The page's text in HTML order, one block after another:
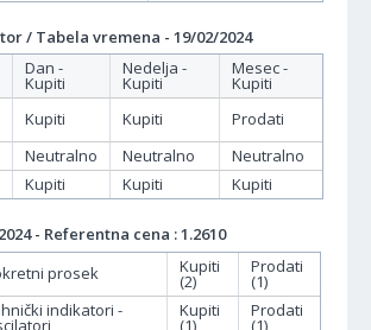
/ Tabela vremena - 19/02/2024
Dan -
Kupiti
Nedelja -
Kupiti
Mesec -
Kupiti
Kupiti Kupiti
Prodati
Neutralno Neutralno
Neutralno
Kupiti Kupiti Kupiti
- Referentna cena : 1.2610
prosek Kupiti
(2)
Prodati
(1)
indikatori -
Kupiti Prodati